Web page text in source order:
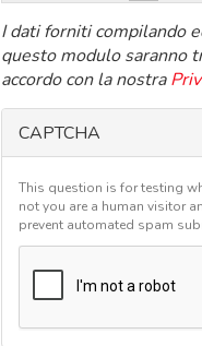
I dati forniti compilando
questo modulo saranno
accordo con la nostra
CAPTCHA
This question is for testing
not you are a human visitor
prevent automated spam